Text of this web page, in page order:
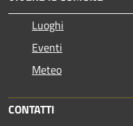
Luoghi
Eventi
Meteo
CONTATTI